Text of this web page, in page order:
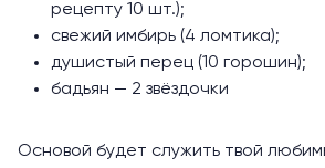
рецепту 10 шт.);
свежий имбирь (4 ломтика);
душистый перец (10 горошин);
бадьян — 2 звёздочки
Основой будет служить твой